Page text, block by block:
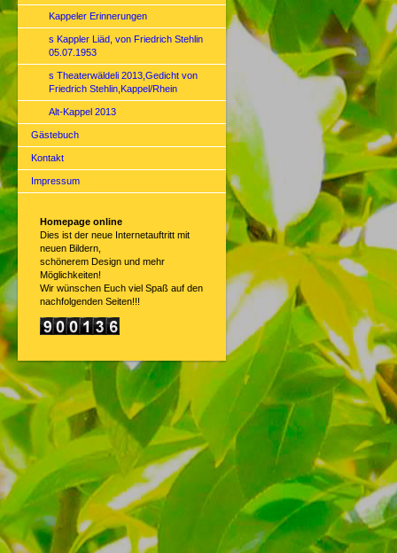
Kappeler Erinnerungen
s Kappler Liäd, von Friedrich Stehlin
05.07.1953
s Theaterwäldeli 2013,Gedicht von
Friedrich Stehlin,Kappel/Rhein
Alt-Kappel 2013
Gästebuch
Kontakt
Impressum
Homepage online
Dies ist der neue Internetauftritt mit
neuen Bildern,
schönerem Design und mehr
Möglichkeiten!
Wir wünschen Euch viel Spaß auf den
nachfolgenden Seiten!!!